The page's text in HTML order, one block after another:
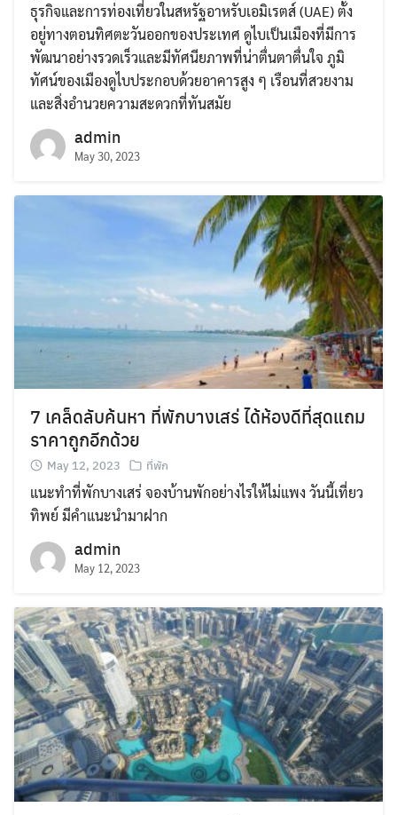
ธุรกิจและการท่องเที่ยวในสหรัฐอาหรับเอมิเรตส์ (UAE) ตั้ง
อยู่ทางตอนทิศตะวันออกของประเทศ ดูไบเป็นเมืองที่มีการ
พัฒนาอย่างรวดเร็วและมีทัศนียภาพที่น่าตื่นตาตื่นใจ ภูมิ
ทัศน์ของเมืองดูไบประกอบด้วยอาคารสูง ๆ เรือนที่สวยงาม
และสิ่งอำนวยความสะดวกที่ทันสมัย
admin
May 30, 2023
7 เคล็ดลับค้นหา ที่พักบางเสร่ ได้ห้องดีที่สุดแถม
ราคาถูกอีกด้วย
May 12, 2023 ที่พัก
แนะทำที่พักบางเสร่ จองบ้านพักอย่างไรให้ไม่แพง วันนี้เที่ยว
ทิพย์ มีคำแนะนำมาฝาก
admin
May 12, 2023